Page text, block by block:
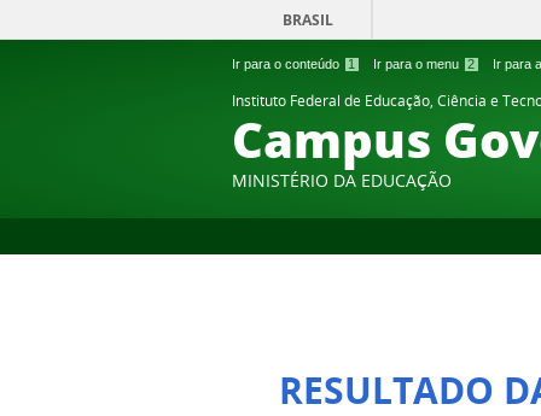
Ir para o conteúdo 1 Ir para o menu 2 Ir para
BRASIL
Instituto Federal de Educação, Ciência e
Campus
MINISTÉRIO DA EDUCAÇÃO
RESULTADO